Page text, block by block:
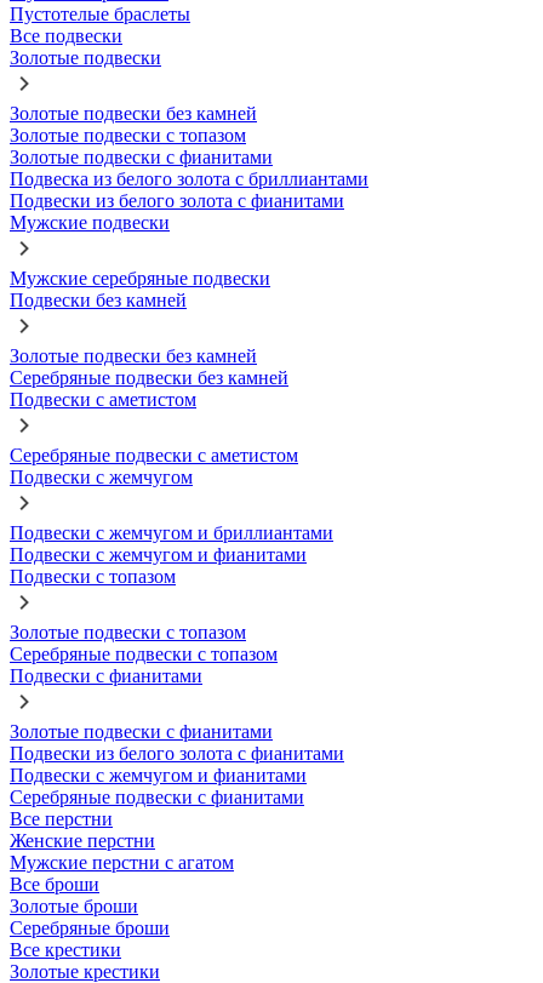
Пустотелые браслеты
Все подвески
Золотые подвески
Золотые подвески без камней
Золотые подвески с топазом
Золотые подвески с фианитами
Подвеска из белого золота с бриллиантами
Подвески из белого золота с фианитами
Мужские подвески
Мужские серебряные подвески
Подвески без камней
Золотые подвески без камней
Серебряные подвески без камней
Подвески с аметистом
Серебряные подвески с аметистом
Подвески с жемчугом
Подвески с жемчугом и бриллиантами
Подвески с жемчугом и фианитами
Подвески с топазом
Золотые подвески с топазом
Серебряные подвески с топазом
Подвески с фианитами
Золотые подвески с фианитами
Подвески из белого золота с фианитами
Подвески с жемчугом и фианитами
Серебряные подвески с фианитами
Все перстни
Женские перстни
Мужские перстни с агатом
Все броши
Золотые броши
Серебряные броши
Все крестики
Золотые крестики